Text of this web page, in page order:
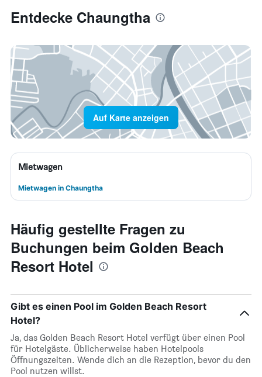
Entdecke Chaungtha
Auf Karte anzeigen
Mietwagen
Mietwagen in Chaungtha
Häufig gestellte Fragen zu
Buchungen beim Golden Beach
Resort Hotel
Gibt es einen Pool im Golden Beach Resort
Hotel?
Ja, das Golden Beach Resort Hotel verfügt über einen Pool
für Hotelgäste. Üblicherweise haben Hotelpools
Öffnungszeiten. Wende dich an die Rezeption, bevor du den
Pool nutzen willst.